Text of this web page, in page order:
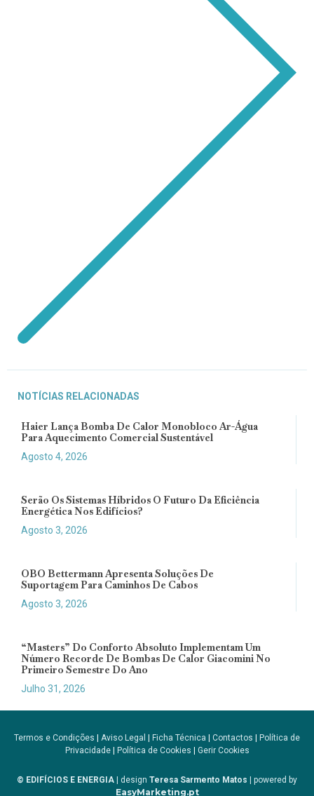
NOTÍCIAS RELACIONADAS
Haier Lança Bomba De Calor Monobloco Ar-Água
Para Aquecimento Comercial Sustentável
Agosto 4, 2026
Serão Os Sistemas Híbridos O Futuro Da Eficiência
Energética Nos Edifícios?
Agosto 3, 2026
OBO Bettermann Apresenta Soluções De
Suportagem Para Caminhos De Cabos
Agosto 3, 2026
“Masters” Do Conforto Absoluto Implementam Um
Número Recorde De Bombas De Calor Giacomini No
Primeiro Semestre Do Ano
Julho 31, 2026
Termos e Condições Aviso Legal Ficha Técnica Contactos
Política de
Privacidade| Política de Cookies Gerir Cookies
© EDIFÍCIOS E ENERGIA | design Teresa Sarmento Matos | powered by
EasyMarketing.pt